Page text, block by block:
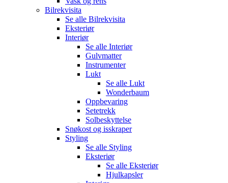
Bilrekvisita
Se alle Bilrekvisita
Eksteriør
Interiør
Se alle Interiør
Gulvmatter
Instrumenter
Lukt
Se alle Lukt
Wonderbaum
Oppbevaring
Setetrekk
Solbeskyttelse
Snøkost og isskraper
Styling
Se alle Styling
Eksteriør
Se alle Eksteriør
Hjulkapsler